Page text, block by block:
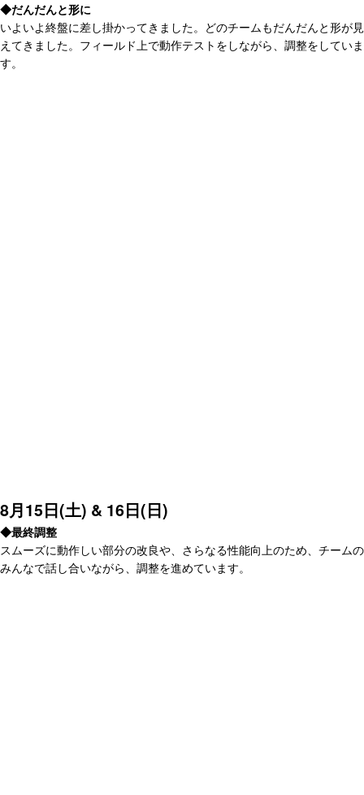
◆だんだんと形に
いよいよ終盤に差し掛かってきました。どのチームもだんだんと形が見
えてきました。フィールド上で動作テストをしながら、調整をしていま
す。
8月15日(土) & 16日(日)
◆最終調整
スムーズに動作しい部分の改良や、さらなる性能向上のため、チームの
みんなで話し合いながら、調整を進めています。